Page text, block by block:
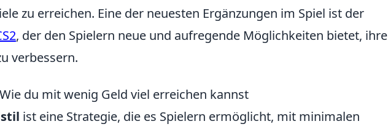
zu erreichen. Eine der neuesten Ergänzungen im Spiel ist der
, der den Spielern neue und aufregende Möglichkeiten bietet, ihre
verbessern.
du mit wenig Geld viel erreichen kannst
ist eine Strategie, die es Spielern ermöglicht, mit minimalen